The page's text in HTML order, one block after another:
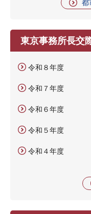
都
東京事務所長交
令和８年度
令和７年度
令和６年度
令和５年度
令和４年度